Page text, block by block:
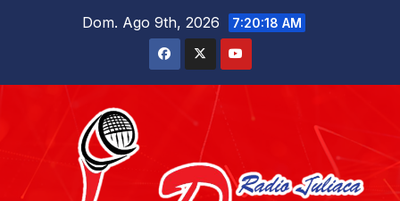
Dom. Ago 9th, 2026 7:20:19 AM